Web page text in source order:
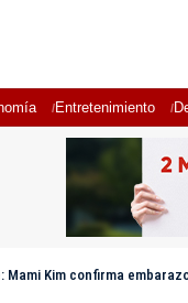
Entretenimiento
Mami Kim confirma